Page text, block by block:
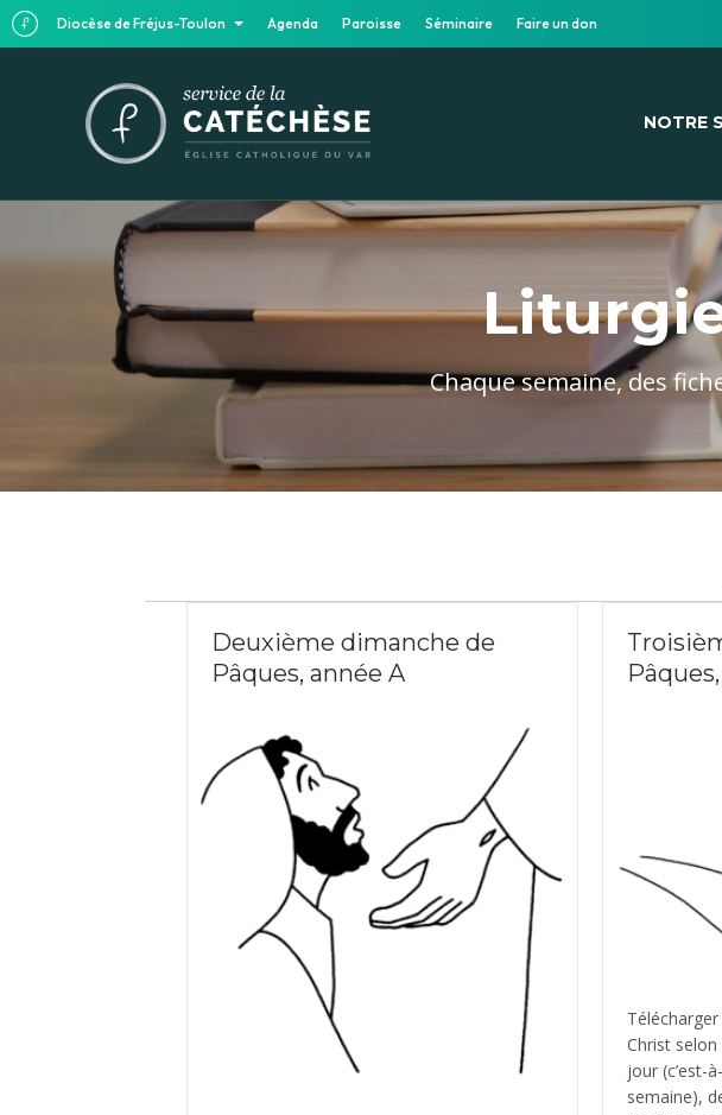
Diocèse de Fréjus-Toulon Agenda Paroisse Séminaire Faire un don
NOTRE
Chaque semaine, des
Deuxième dimanche de
Pâques, année A
Christ
jour (c’est-
semaine),